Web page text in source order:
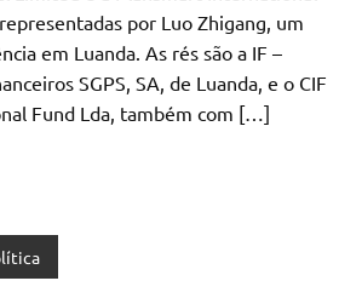
por Luo Zhigang, um
em Luanda. As rés são a IF –
SGPS, SA, de Luanda, e o CIF
Fund Lda, também com […]